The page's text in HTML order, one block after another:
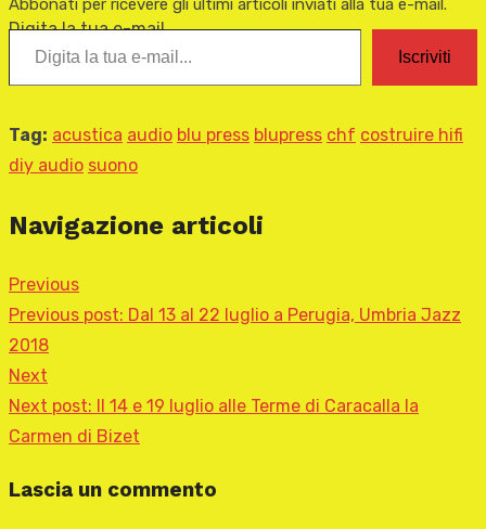
Abbonati per ricevere gli ultimi articoli inviati alla tua e-mail.
Digita la tua e-mail...
Iscriviti
Tag: acustica audio blu press blupress chf costruire hifi
diy audio suono
Navigazione articoli
Previous
Previous post: Dal 13 al 22 luglio a Perugia, Umbria Jazz
2018
Next
Next post: Il 14 e 19 luglio alle Terme di Caracalla la
Carmen di Bizet
Lascia un commento